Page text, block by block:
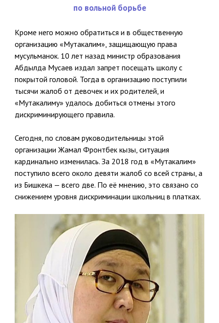
по вольной борьбе
Кроме него можно обратиться и в общественную
организацию «Мутакалим», защищающую права
мусульманок. 10 лет назад министр образования
Абдылда Мусаев издал запрет посещать школу с
покрытой головой. Тогда в организацию поступили
тысячи жалоб от девочек и их родителей, и
«Мутакалиму» удалось добиться отмены этого
дискриминирующего правила.
Сегодня, по словам руководительницы этой
организации Жамал Фронтбек кызы, ситуация
кардинально изменилась. За 2018 год в «Мутакалим»
поступило всего около девяти жалоб со всей страны, а
из Бишкека — всего две. По её мнению, это связано со
снижением уровня дискриминации школьниц в платках.